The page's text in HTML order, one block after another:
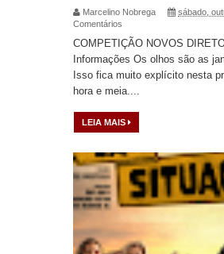
Marcelino Nobrega
sábado,
Comentários
COMPETIÇÃO NOVOS
Informações Os olhos são as
Isso fica muito explícito nesta
hora e meia....
LEIA MAIS